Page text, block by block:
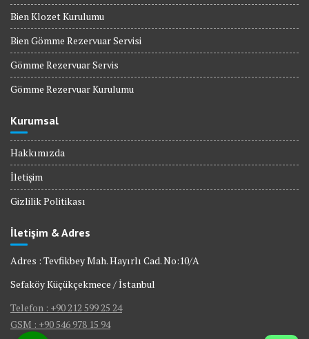
Bien Klozet Kurulumu
Bien Gömme Rezervuar Servisi
Gömme Rezervuar Servis
Gömme Rezervuar Kurulumu
Kurumsal
Hakkımızda
İletişim
Gizlilik Politikası
İletişim & Adres
Adres : Tevfikbey Mah. Hayırlı Cad. No:10/A
Sefaköy Küçükçekmece / İstanbul
Telefon : +90 212 599 25 24
GSM : +90 546 978 15 94